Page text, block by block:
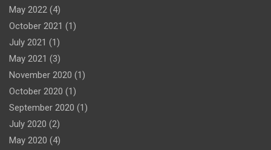
May 2022 (4)
October 2021 (1)
July 2021 (1)
May 2021 (3)
November 2020 (1)
October 2020 (1)
September 2020 (1)
July 2020 (2)
May 2020 (4)